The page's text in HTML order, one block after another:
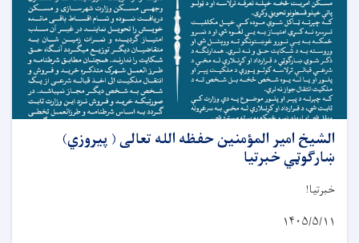
الشیخ امیر المؤمنین حفظه الله تعالی ( پیروزي)
ښارګوټي خبرتیا
خبرتیا!
۱۴۰۵/۵/۱۱